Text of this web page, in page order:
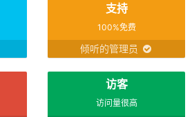
支持
100%免费
倾听的管理员
访客
访问量很高